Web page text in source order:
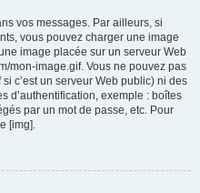
vos messages. Par ailleurs, si
vous pouvez charger une image
image placée sur un serveur Web
mon-image.gif. Vous ne pouvez pas
c’est un serveur Web public) ni des
d’authentification, exemple : boîtes
par un mot de passe, etc. Pour
[img].